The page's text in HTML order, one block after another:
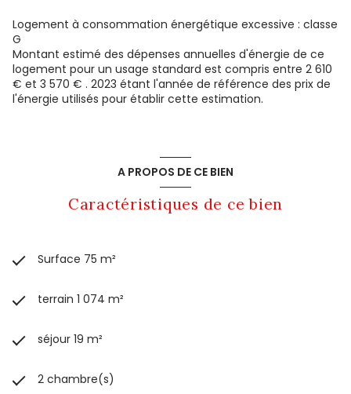
Logement à consommation énergétique excessive : classe
G
Montant estimé des dépenses annuelles d'énergie de ce
logement pour un usage standard est compris entre 2 610
€ et 3 570 € . 2023 étant l'année de référence des prix de
l'énergie utilisés pour établir cette estimation.
A PROPOS DE CE BIEN
Caractéristiques de ce bien
Surface 75 m²
terrain 1 074 m²
séjour 19 m²
2 chambre(s)